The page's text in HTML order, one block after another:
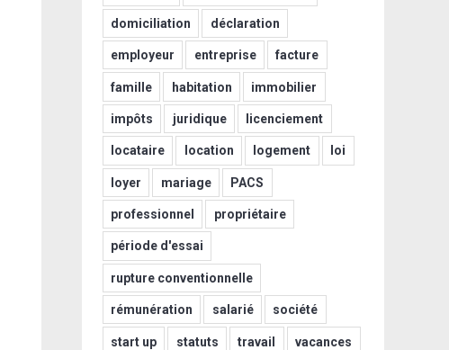
domiciliation déclaration
employeur entreprise facture
famille habitation immobilier
impôts juridique licenciement
locataire location logement loi
loyer mariage PACS
professionnel propriétaire
période d'essai
rupture conventionnelle
rémunération salarié société
start up statuts travail vacances